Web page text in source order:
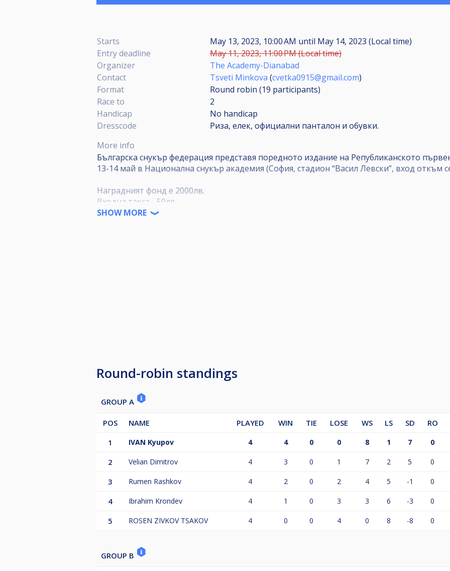
Starts May 13, 2023, 10:00 AM until May 14, 2023 (Local time)
Entry deadline
May 11, 2023, 11:00 PM (Local time)
Organizer
The Academy-Dianabad
Contact
Tsveti Minkova (cvetka0915@gmail.com)
Format
Round robin (19 participants)
Race to
2
Handicap
No handicap
Dresscode
Риза, елек, официални панталон и обувки.
More info
Българска снукър федерация представя поредното издание на Републиканското
13-14 май в Национална снукър академия (София, стадион “Васил Левски”, вход откъм
Наградният фонд е 2000лв.
Входна такса - 50лв.
SHOW MORE
Round-robin standings
GROUP A
POS NAME PLAYED WIN TIE LOSE WS LS SD
RO
1
IVAN Kyupov 4 4 0 0 8 1 7 0
2 Velian Dimitrov 4 3 0 1 7 2 5 0
3 Rumen Rashkov 4 2 0 2 4 5 -1 0
4 Ibrahim Krondev 4 1 0 3 3 6 -3 0
5 ROSEN ZIVKOV TSAKOV 4 0 0 4 0 8 -8 0
GROUP B